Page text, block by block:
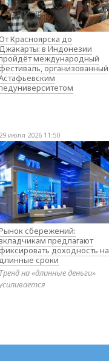
Красноярска до
в Индонезии
международный
организованный
29 июля 2026 11:50
сбережений:
предлагают
доходность на
сроки
Тренд на «длинные деньги»
усиливается